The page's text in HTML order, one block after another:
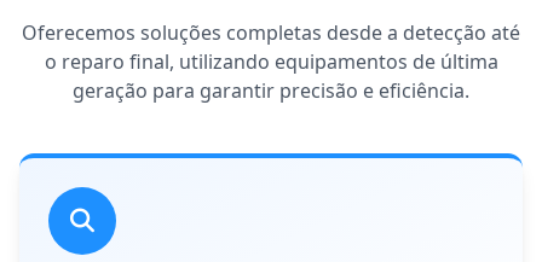
Oferecemos soluções completas desde a detecção até
o reparo final, utilizando equipamentos de última
geração para garantir precisão e eficiência.